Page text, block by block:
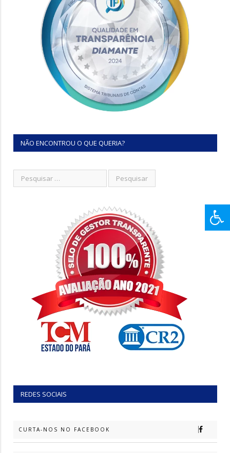
NÃO ENCONTROU O QUE QUERIA?
REDES SOCIAIS
CURTA-NOS NO FACEBOOK